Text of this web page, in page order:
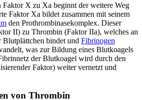
X zu Xa beginnt der weitere Weg
Faktor Xa bildet zusammen mit seinem
den Prothrombinasekomplex. Dieser
II) zu Thrombin (Faktor IIa), welches an
Blutplättchen bindet und Fibrinogen
was zur Bildung eines Blutkoagels
der Blutkoagel wird durch den
Faktor) weiter vernetzt und
von Thrombin